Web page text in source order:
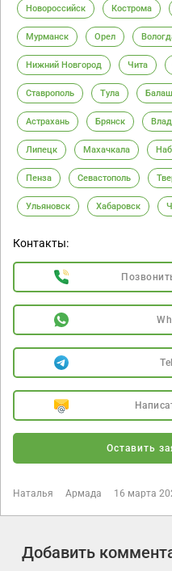
Новороссийск Кострома
Мурманск Орел
Нижний Новгород Чита
Ставрополь Тула
Астрахань Брянск
Липецк Махачкала
Пенза Севастополь
Ульяновск Хабаровск
Контакты:
Оставить
Наталья Армада 16 марта
Добавить